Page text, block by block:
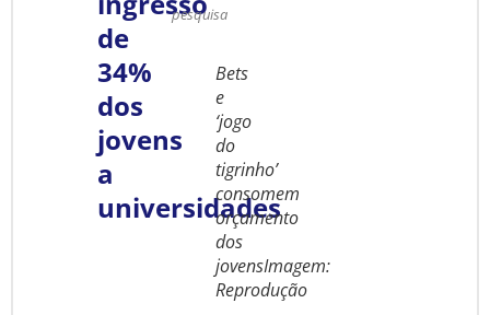
de
34%
dos
jovens
a
universidades
pesquisa
Bets
e
‘jogo
do
tigrinho’
consomem
orçamento
dos
jovensImagem:
Reprodução